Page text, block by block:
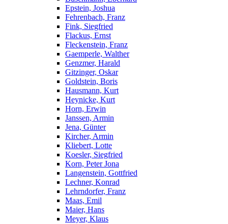
Epstein, Joshua
Fehrenbach, Franz
Fink, Siegfried
Flackus, Ernst
Fleckenstein, Franz
Gaemperle, Walther
Genzmer, Harald
Gitzinger, Oskar
Goldstein, Boris
Hausmann, Kurt
Heynicke, Kurt
Horn, Erwin
Janssen, Armin
Jena, Günter
Kircher, Armin
Kliebert, Lotte
Koesler, Siegfried
Korn, Peter Jona
Langenstein, Gottfried
Lechner, Konrad
Lehrndorfer, Franz
Maas, Emil
Maier, Hans
Meyer, Klaus